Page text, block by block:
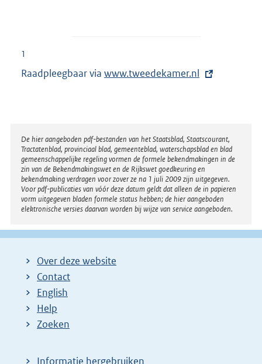
1
Raadpleegbaar via E
r
n
e
l
i
n
k
www.tweedekamer.nl
Disclaimer
De hier aangeboden pdf-bestanden van het Staatsblad, Staatscourant,
Tractatenblad, provinciaal blad, gemeenteblad, waterschapsblad en blad
gemeenschappelijke regeling vormen de formele bekendmakingen in de
zin van de Bekendmakingswet en de Rijkswet goedkeuring en
bekendmaking verdragen voor zover ze na 1 juli 2009 zijn uitgegeven.
Voor pdf-publicaties van vóór deze datum geldt dat alleen de in papieren
vorm uitgegeven bladen formele status hebben; de hier aangeboden
elektronische versies daarvan worden bij wijze van service aangeboden.
Over deze website
Contact
English
Help
Zoeken
Informatie hergebruiken